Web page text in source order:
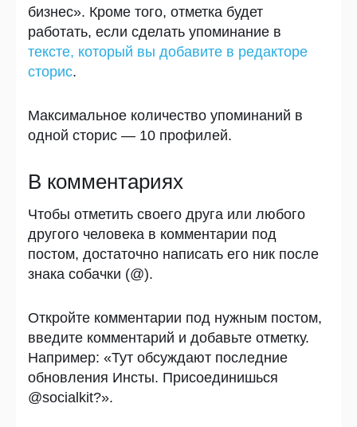
бизнес». Кроме того, отметка будет
работать, если сделать упоминание в
тексте, который вы добавите в редакторе
сторис.
Максимальное количество упоминаний в
одной сторис — 10 профилей.
В комментариях
Чтобы отметить своего друга или любого
другого человека в комментарии под
постом, достаточно написать его ник после
знака собачки (@).
Откройте комментарии под нужным постом,
введите комментарий и добавьте отметку.
Например: «Тут обсуждают последние
обновления Инсты. Присоединишься
@socialkit?».